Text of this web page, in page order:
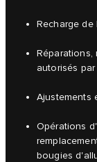
Recharge de
Réparations,
autorisés par
Ajustements
Opérations
bougies